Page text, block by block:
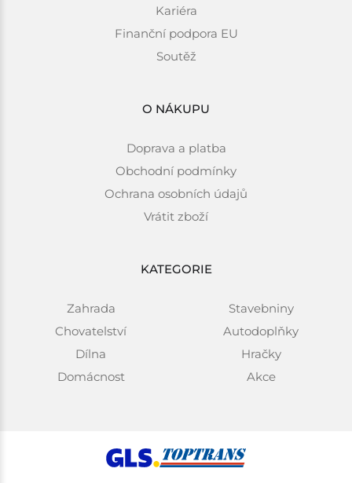
Kariéra
Finanční podpora EU
Soutěž
O NÁKUPU
Doprava a platba
Obchodní podmínky
Ochrana osobních údajů
Vrátit zboží
KATEGORIE
Zahrada
Chovatelství
Dílna
Domácnost
Stavebniny
Autodoplňky
Hračky
Akce